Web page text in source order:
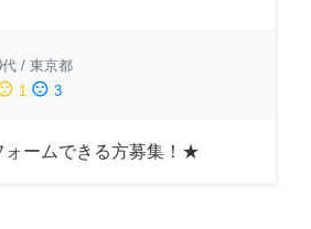
/ 東京都
1 sentiment_dissatisfied 3
ームできる方募集！★